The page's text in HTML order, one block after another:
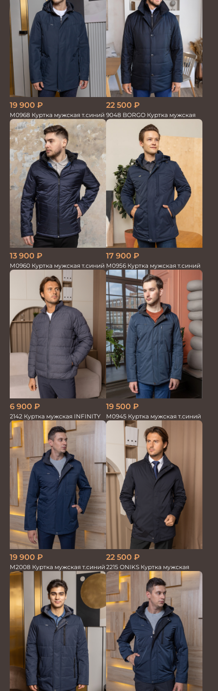
19 900 ₽
М0968 Куртка мужская т.синий
22 500 ₽
9048 BORGO Куртка мужская
13 900 ₽
М0960 Куртка мужская т.синий
17 900 ₽
М0956 Куртка мужская т.синий
6 900 ₽
2142 Куртка мужская INFINITY
19 500 ₽
М0945 Куртка мужская т.синий
19 900 ₽
М2008 Куртка мужская т.синий
22 500 ₽
2215 ONIKS Куртка мужская